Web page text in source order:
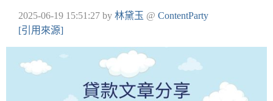
2025-06-19 15:51:27 by 林黛玉 @ ContentParty
[引用來源]